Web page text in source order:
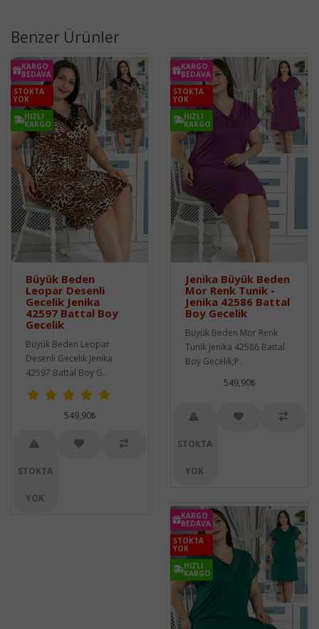
Benzer Ürünler
KARGO
BEDAVA
STOKTA
YOK
HIZLI
KARGO
Büyük Beden
Leopar Desenli
Gecelik Jenika
42597 Battal Boy
Gecelik
Büyük Beden Leopar
Desenli Gecelik Jenika
42597 Battal Boy G..
549,90₺
STOKTA
YOK
KARGO
BEDAVA
STOKTA
YOK
HIZLI
KARGO
Jenika Büyük Beden
Mor Renk Tunik -
Jenika 42586 Battal
Boy Gecelik
Büyük Beden Mor Renk
Tunik Jenika 42586 Battal
Boy Gecelik;P..
549,90₺
STOKTA
YOK
KARGO
BEDAVA
STOKTA
YOK
HIZLI
KARGO